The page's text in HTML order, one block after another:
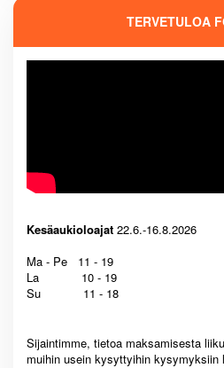
TERVETULOA
Kesäaukioloajat 22.6.-16.8.2026
Ma - Pe 11 - 19
La 10 - 19
Su 11 - 18
Sijaintimme, tietoa maksamisesta
muihin usein kysyttyihin kysymyksiin